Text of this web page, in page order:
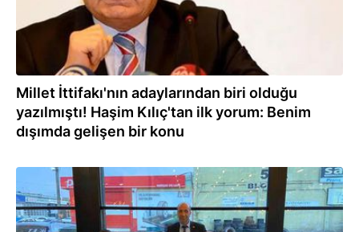
Millet İttifakı'nın adaylarından biri olduğu
yazılmıştı! Haşim Kılıç'tan ilk yorum: Benim
dışımda gelişen bir konu
10.04.2022